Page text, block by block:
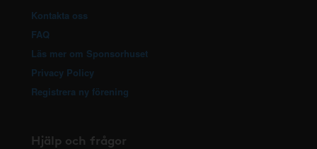
Kontakta oss
FAQ
Läs mer om Sponsorhuset
Privacy Policy
Registrera ny förening
Hjälp och frågor